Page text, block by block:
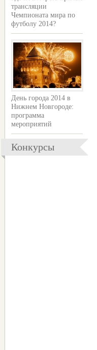
трансляции
Чемпионата мира по
футболу 2014?
День города 2014 в
Нижнем Новгороде:
программа
мероприятий
Конкурсы